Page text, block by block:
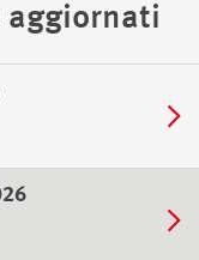
aggiornati